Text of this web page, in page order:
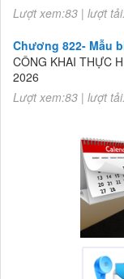
Chương 822- Mẫu
CÔNG KHAI THỰC
2026
Lượt xem:83 | lượt